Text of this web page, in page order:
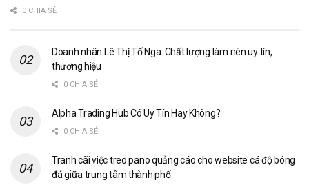
0 CHIA SẺ
Doanh nhân Lê Thị Tố Nga: Chất lượng làm nên uy tín,
thương hiệu
0 CHIA SẺ
Alpha Trading Hub Có Uy Tín Hay Không?
0 CHIA SẺ
Tranh cãi việc treo pano quảng cáo cho website cá độ bóng
đá giữa trung tâm thành phố